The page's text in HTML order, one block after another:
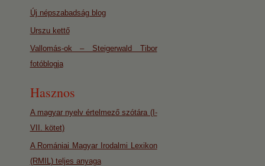
Új népszabadság blog
Urszu kettő
Vallomás-ok – Steigerwald Tibor
fotóblogja
Hasznos
A magyar nyelv értelmező szótára (I-
VII. kötet)
A Romániai Magyar Irodalmi Lexikon
(RMIL) teljes anyaga